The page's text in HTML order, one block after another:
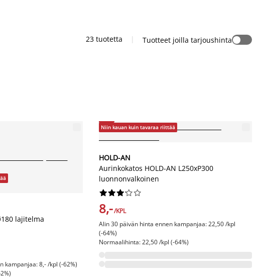
23 tuotetta | Tuotteet joilla tarjoushinta
lajitelma
kampanjaa: 8,- /kpl (-62%)
Niin kauan kuin tavaraa riittää
HOLD-AN
Aurinkokatos HOLD-AN L250xP300
luonnonvalkoinen






8,-/KPL
Alin 30 päivän hinta ennen kampanjaa: 22,50 /kpl
(-64%)
Normaalihinta: 22,50 /kpl (-64%)